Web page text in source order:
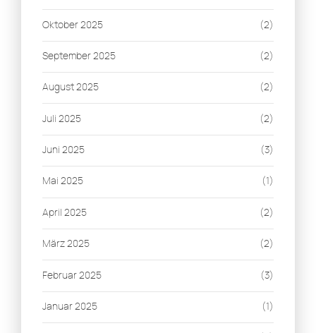
Oktober 2025 (2)
September 2025 (2)
August 2025 (2)
Juli 2025 (2)
Juni 2025 (3)
Mai 2025 (1)
April 2025 (2)
März 2025 (2)
Februar 2025 (3)
Januar 2025 (1)